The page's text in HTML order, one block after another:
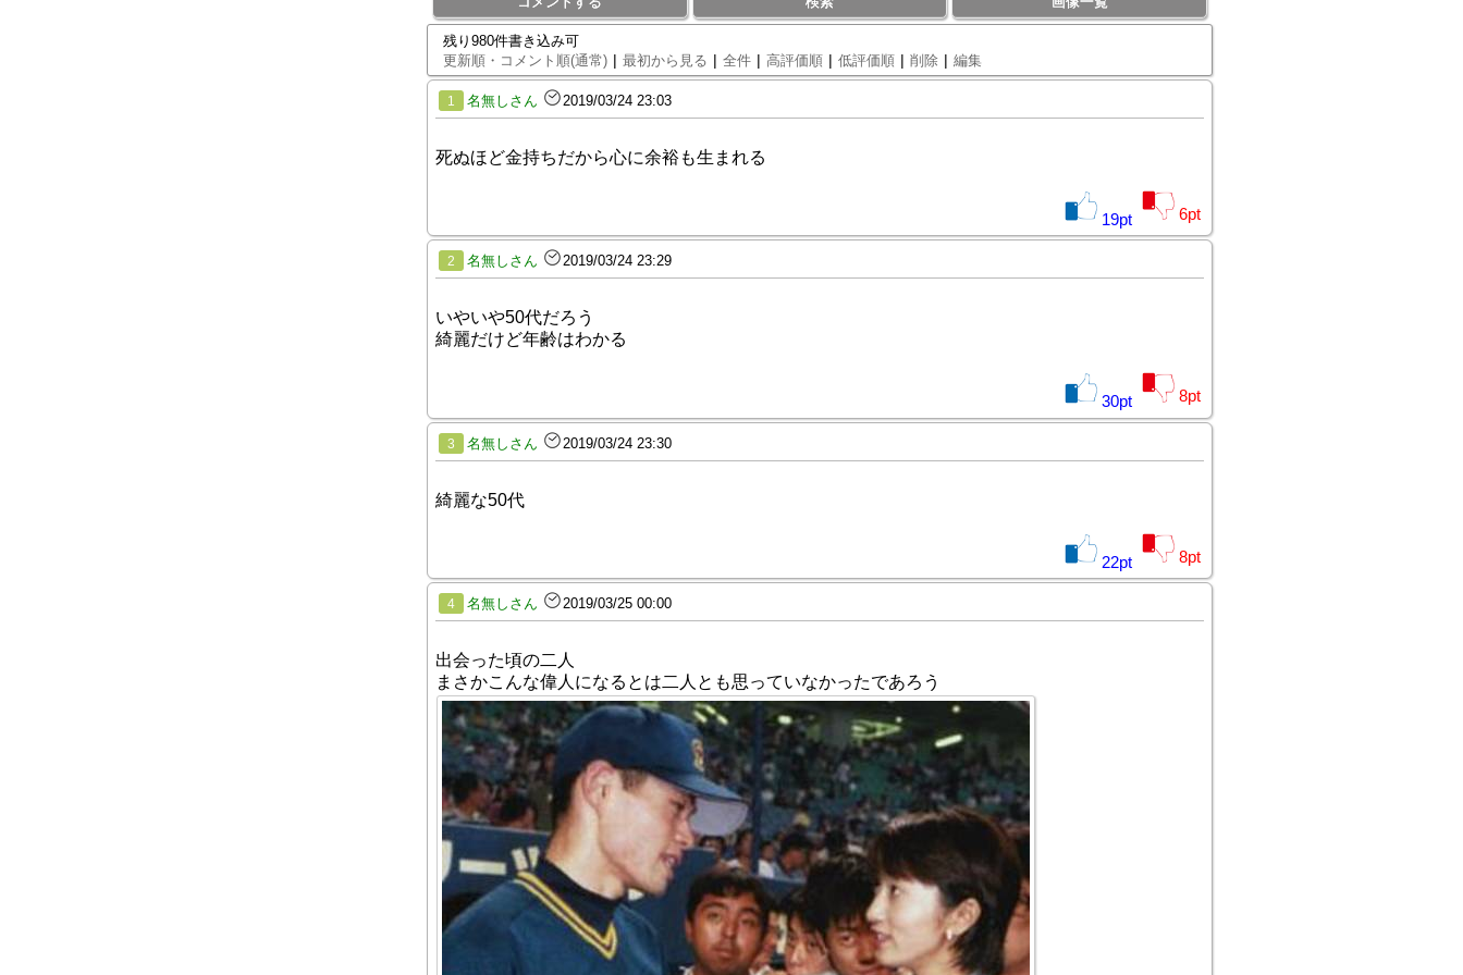
残り980件書き込み可
更新順・コメント順(通常) | 最初から見る | 全件 | 高評価順 | 低評価順 | 削除 | 編集
1 名無しさん 2019/03/24 23:03
死ぬほど金持ちだから心に余裕も生まれる
19pt 6pt
2 名無しさん 2019/03/24 23:29
いやいや50代だろう
綺麗だけど年齢はわかる
30pt 8pt
3 名無しさん 2019/03/24 23:30
綺麗な50代
22pt 8pt
4 名無しさん 2019/03/25 00:00
出会った頃の二人
まさかこんな偉人になるとは二人とも思っていなかったであろう